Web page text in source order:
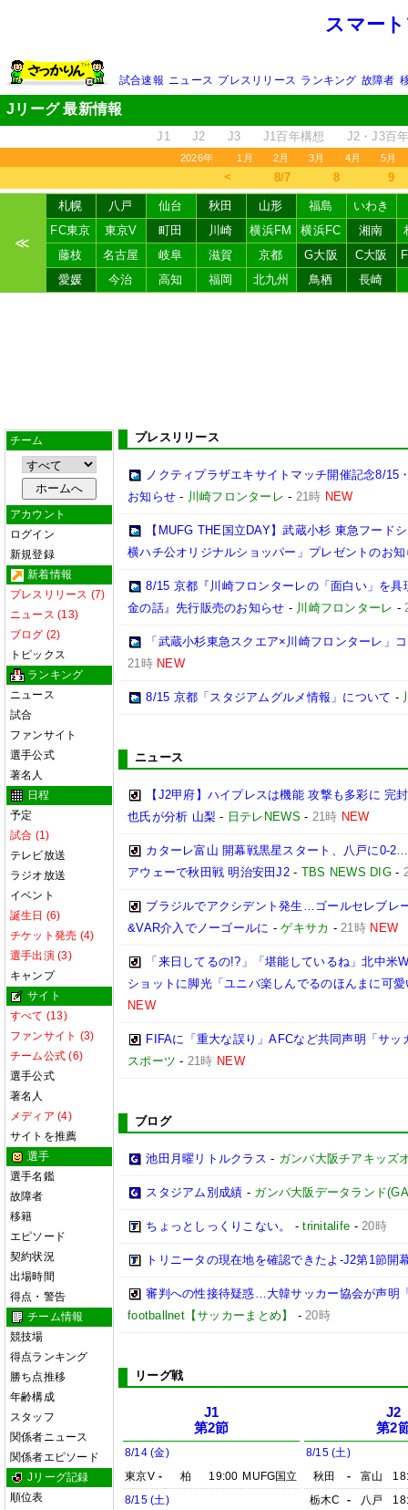
スマー
試合速報 ニュース プレスリリース ランキング 故障者
Jリーグ 最新情報
J1 J2 J3 J1百年構想 J2・J3百
2026年 1月 2月 3月 4月 5月
＜ 8/7 8 9
≪
札幌 八戸 仙台 秋田 山形 福島
いわき
FC東京
東京V 町田 川崎 横浜FM 横浜FC 湘南
藤枝
名古屋 岐阜 滋賀 京都 G大阪 C大阪
愛媛
今治 高知 福岡 北九州 鳥栖 長崎
チーム
アカウント
ログイン
新規登録
新着情報
プレスリリース (7)
ニュース (13)
ブログ (2)
トピックス
ランキング
ニュース
試合
ファンサイト
選手公式
著名人
日程
予定
試合 (1)
テレビ放送
ラジオ放送
イベント
誕生日 (6)
チケット発売 (4)
選手出演 (3)
キャンプ
サイト
すべて (13)
ファンサイト (3)
チーム公式 (6)
選手公式
著名人
メディア (4)
サイトを推薦
選手
選手名鑑
故障者
移籍
エピソード
契約状況
出場時間
得点・警告
チーム情報
競技場
得点ランキング
勝ち点推移
年齢構成
スタッフ
関係者ニュース
関係者エピソード
Jリーグ記録
順位表
プレスリリース
ノクティプラザエキサイトマッチ開催記念8/
お知らせ - 川崎フロンターレ - 21時 NEW
【MUFG THE国立DAY】武蔵小杉 東急フード
横ハチ公オリジナルショッパー」プレゼントのお知
8/15 京都『川崎フロンターレの「面白い」を
金の話』先行販売のお知らせ - 川崎フロンターレ -
「武蔵小杉東急スクエア×川崎フロンターレ」
21時 NEW
8/15 京都「スタジアムグルメ情報」について -
ニュース
【J2甲府】ハイプレスは機能 攻撃も多彩に 完
也氏が分析 山梨 - 日テレNEWS - 21時 NEW
カターレ富山 開幕戦黒星スタート、八戸に0-
アウェーで秋田戦 明治安田J2 - TBS NEWS DIG -
ブラジルでアクシデント発生…ゴールセレブレ
&VAR介入でノーゴールに -ゲキサカ -21時 NEW
「来日してるの!?」「堪能しているね」北中
ショットに脚光「ユニバ楽しんでるのほんまに可愛
NEW
FIFAに「重大な誤り」AFCなど共同声明「サ
スポーツ - 21時 NEW
ブログ
池田月曜リトルクラス - ガンバ大阪チアキッズ
スタジアム別成績 - ガンバ大阪データランド
ちょっとしっくりこない。 -trinitalife -20時
トリニータの現在地を確認できたよ-J2第1節開
審判への性接待疑惑…大韓サッカー協会が声明
footballnet【サッカーまとめ】
-20時
リーグ戦
J1
第2節
8/14 (金)
東京V - 柏 19:00 MUFG国立
8/15 (土)
J2
第2
8/15 (土)
秋田
- 富山
栃木C
- 八戸